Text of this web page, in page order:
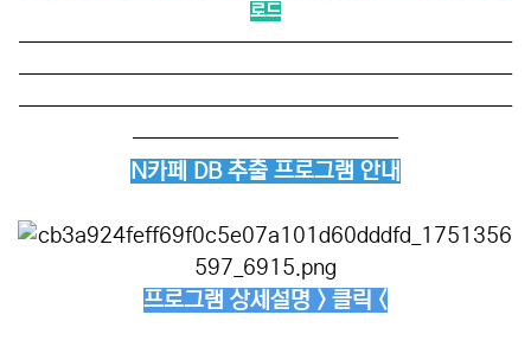
로드
──────────────────────────
──────────────────────────
──────────────────────────
──────────────
N카페 DB 추출 프로그램 안내
프로그램 상세설명 > 클릭 <